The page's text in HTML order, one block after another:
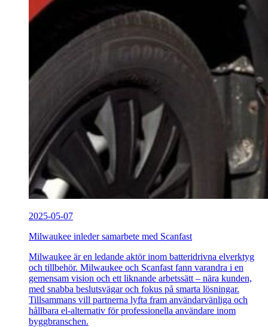
2025-05-07
Milwaukee inleder samarbete med Scanfast
Milwaukee är en ledande aktör inom batteridrivna elverktyg
och tillbehör. Milwaukee och Scanfast fann varandra i en
gemensam vision och ett liknande arbetssätt – nära kunden,
med snabba beslutsvägar och fokus på smarta lösningar.
Tillsammans vill partnerna lyfta fram användarvänliga och
hållbara el-alternativ för professionella användare inom
byggbranschen.